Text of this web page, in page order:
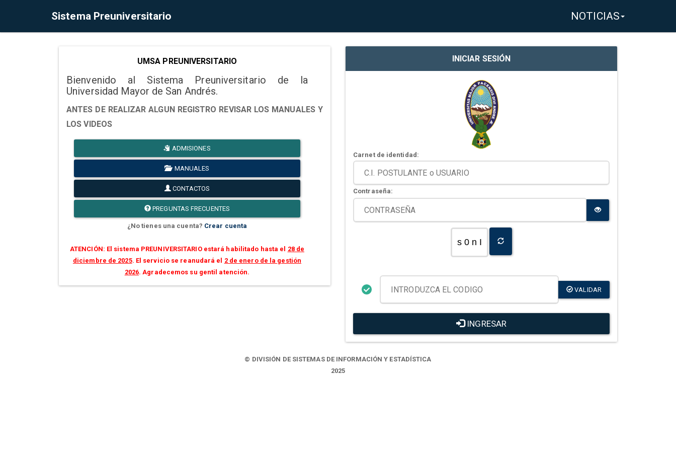
Sistema Preuniversitario NOTICIAS
UMSA PREUNIVERSITARIO
Bienvenido al Sistema Preuniversitario de la
Universidad Mayor de San Andrés.
ANTES DE REALIZAR ALGUN REGISTRO REVISAR LOS MANUALES Y
LOS VIDEOS
ADMISIONES
MANUALES
CONTACTOS
PREGUNTAS FRECUENTES
¿No tienes una cuenta? Crear cuenta
ATENCIÓN: El sistema PREUNIVERSITARIO estará habilitado hasta el 28 de
diciembre de 2025. El servicio se reanudará el 2 de enero de la gestión
2026. Agradecemos su gentil atención.
INICIAR SESIÓN
Carnet de identidad:
Contraseña:
s 0 n I
VALIDAR
INGRESAR
© DIVISIÓN DE SISTEMAS DE INFORMACIÓN Y ESTADÍSTICA
2025